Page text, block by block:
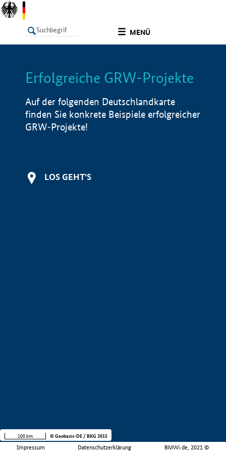
MENÜ
LISTE Info
Erfolgreiche GRW-Projekte
Auf der folgenden Deutschlandkarte
finden Sie konkrete Beispiele erfolgreicher
GRW-Projekte!
LOS GEHT'S
Impressum Datenschutzerklärung BMWi.de, 2021 ©
100 km © Geobasis-DE / BKG 2015